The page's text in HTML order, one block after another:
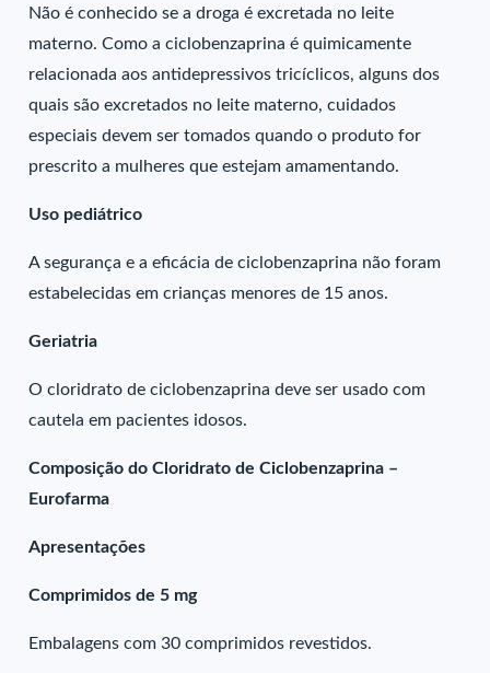
Não é conhecido se a droga é excretada no leite
materno. Como a ciclobenzaprina é quimicamente
relacionada aos antidepressivos tricíclicos, alguns dos
quais são excretados no leite materno, cuidados
especiais devem ser tomados quando o produto for
prescrito a mulheres que estejam amamentando.
Uso pediátrico
A segurança e a eficácia de ciclobenzaprina não foram
estabelecidas em crianças menores de 15 anos.
Geriatria
O cloridrato de ciclobenzaprina deve ser usado com
cautela em pacientes idosos.
Composição do Cloridrato de Ciclobenzaprina –
Eurofarma
Apresentações
Comprimidos de 5 mg
Embalagens com 30 comprimidos revestidos.